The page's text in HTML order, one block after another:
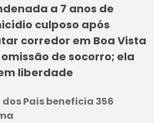
a 7 anos de
culposo após
corredor em Boa Vista
de socorro; ela
liberdade
Pais beneficia 356